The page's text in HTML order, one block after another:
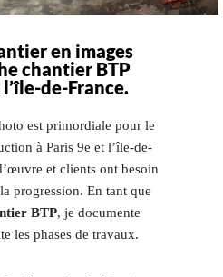
en images
chantier BTP
de-France.
est primordiale pour le
à Paris 9e et l’île-de-
et clients ont besoin
progression. En tant que
BTP, je documente
les phases de travaux.